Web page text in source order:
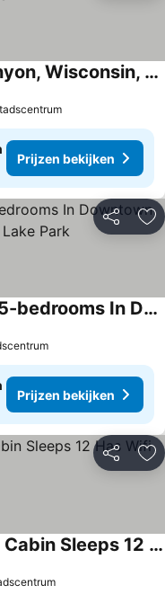
Club Wyndham Glacier Canyon, Wisconsin, 3 Bedroom Deluxe Suite
Prijzen bekijken
Delen
Harmony House, Spacious 5-bedrooms In Downtown Baraboo Near Devils Lake Park
Prijzen bekijken
Delen
Devils Lake Baraboo Grand Cabin Sleeps 12 Has Wifi